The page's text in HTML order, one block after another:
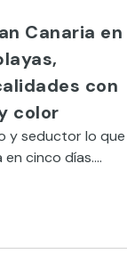
Canaria en
con
color
y seductor lo que
en cinco días.